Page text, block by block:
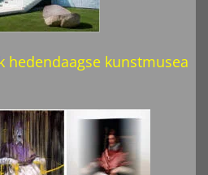
hedendaagse kunstmusea